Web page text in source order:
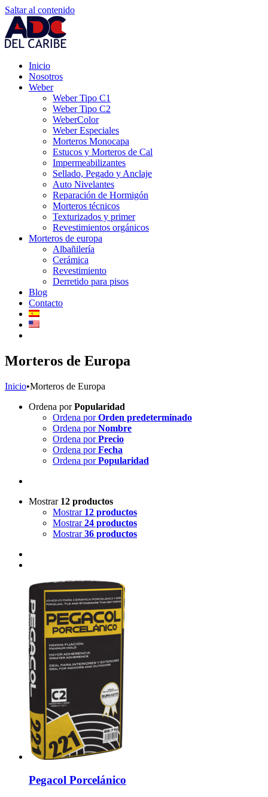
Saltar al contenido
Inicio
Nosotros
Weber
Weber Tipo C1
Weber Tipo C2
WeberColor
Weber Especiales
Morteros Monocapa
Estucos y Morteros de Cal
Impermeabilizantes
Sellado, Pegado y Anclaje
Auto Nivelantes
Reparación de Hormigón
Morteros técnicos
Texturizados y primer
Revestimientos orgánicos
Morteros de europa
Albañilería
Cerámica
Revestimiento
Derretido para pisos
Blog
Contacto
Morteros de Europa
Inicio•Morteros de Europa
Ordena porPopularidad
Ordena porOrden predeterminado
Ordena porNombre
Ordena porPrecio
Ordena porFecha
Ordena porPopularidad
Mostrar 12 productos
Mostrar 12 productos
Mostrar24 productos
Mostrar36 productos
Pegacol Porcelánico